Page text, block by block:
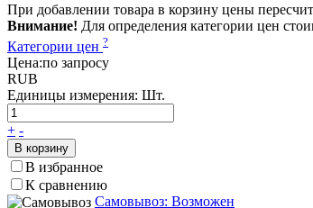
При добавлении товара в корзину цены
Внимание! Для определения категории цен
Категории цен ?
Цена:по запросу
RUB
Единицы измерения: Шт.
+ -
В корзину
В избранное
К сравнению
Самовывоз: Возможен